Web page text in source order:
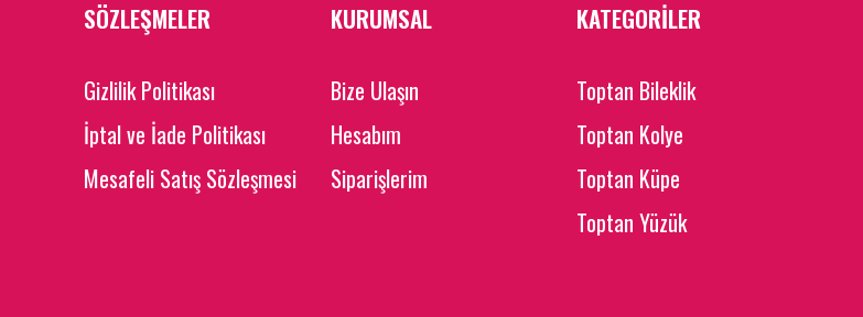
SÖZLEŞMELER
Gizlilik Politikası
İptal ve İade Politikası
Mesafeli Satış Sözleşmesi
KURUMSAL
Bize Ulaşın
Hesabım
Siparişlerim
KATEGORİLER
Toptan Bileklik
Toptan Kolye
Toptan Küpe
Toptan Yüzük